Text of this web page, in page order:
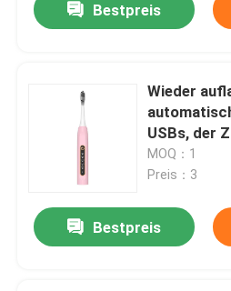
Bestpreis
Wieder
USBs, der
wird
MOQ：1
Preis：3
Bestpreis